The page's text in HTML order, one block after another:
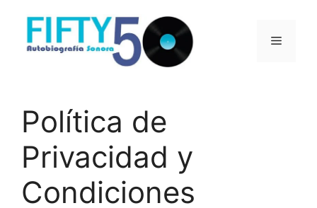
contenido
Menú
Política de
Privacidad y
Condiciones